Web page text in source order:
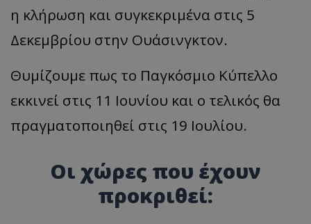
η κλήρωση και συγκεκριμένα στις 5
Δεκεμβρίου στην Ουάσινγκτον.
Θυμίζουμε πως το Παγκόσμιο Κύπελλο
εκκινεί στις 11 Ιουνίου και ο τελικός θα
πραγματοποιηθεί στις 19 Ιουλίου.
Οι χώρες που έχουν
προκριθεί: